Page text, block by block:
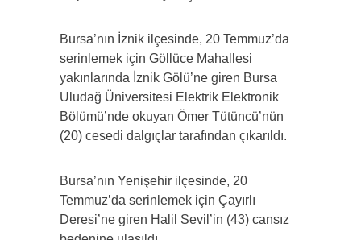
Bursa’nın İznik ilçesinde, 20 Temmuz’da
serinlemek için Göllüce Mahallesi
yakınlarında İznik Gölü’ne giren Bursa
Uludağ Üniversitesi Elektrik Elektronik
Bölümü’nde okuyan Ömer Tütüncü’nün
(20) cesedi dalgıçlar tarafından çıkarıldı.
Bursa’nın Yenişehir ilçesinde, 20
Temmuz’da serinlemek için Çayırlı
Deresi’ne giren Halil Sevil’in (43) cansız